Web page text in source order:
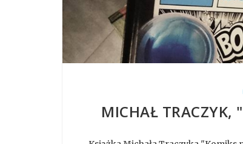
MICHAŁ TRACZYK,